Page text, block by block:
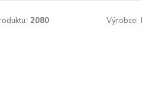
2080 Výrobce: